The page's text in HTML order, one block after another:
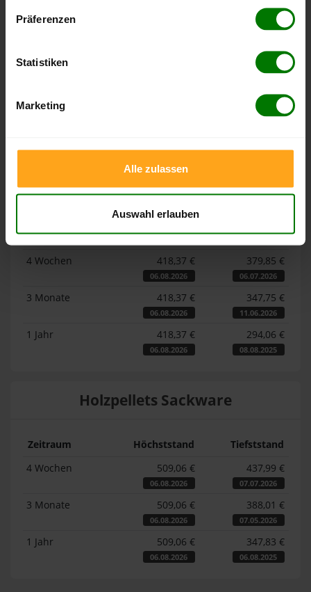
Präferenzen
Statistiken
Marketing
Alle zulassen
Auswahl erlauben
Höchst- und Tiefststände der
Pelletspreise für lose Holzpellets und Holzpellets
Sackware in Mengen
. Das dazugehörige Datum zeigt,
erreicht wurde.
Lose Holzpellets
Zeitraum Höchststand
Tiefststand
4 Wochen
418,37 €
06.08.2026
379,85 €
06.07.2026
3 Monate 418,37 €
06.08.2026
347,75 €
11.06.2026
1 Jahr 418,37 €
06.08.2026
294,06 €
08.08.2025
Holzpellets Sackware
Zeitraum Höchststand
Tiefststand
4 Wochen
509,06 €
06.08.2026
437,99 €
07.07.2026
3 Monate 509,06 €
06.08.2026
388,01 €
07.05.2026
1 Jahr 509,06 €
06.08.2026
347,83 €
06.08.2025